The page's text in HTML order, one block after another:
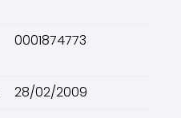
0001874773
28/02/2009